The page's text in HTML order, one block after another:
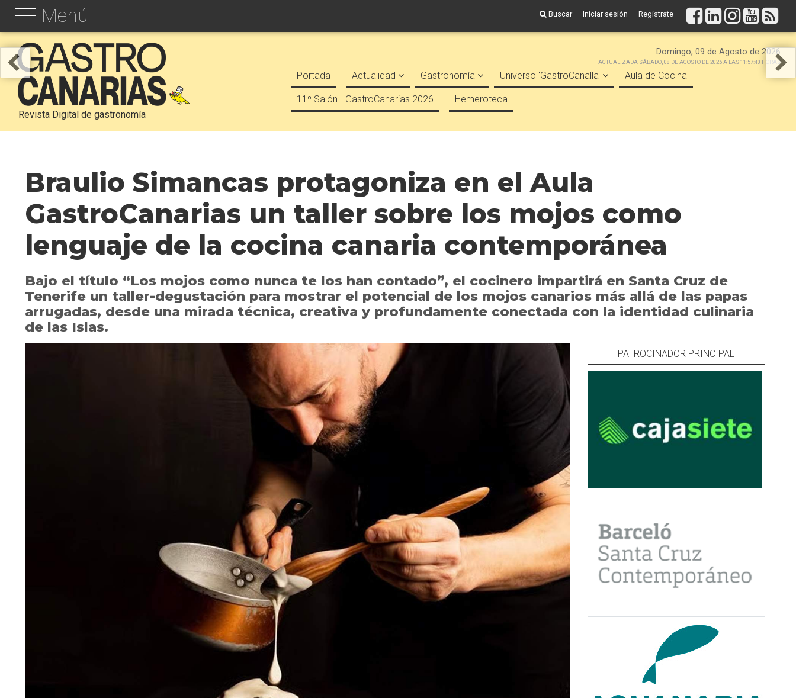
Menú Buscar Iniciar sesión Regístrate
Revista Digital de gastronomía
Domingo, 09 de Agosto de 2026
ACTUALIZADA SÁBADO, 08 DE AGOSTO DE 2026 A LAS 11:57:40 HORAS
Portada Actualidad Gastronomía Universo 'GastroCanalla' Aula de Cocina
11º Salón - GastroCanarias 2026 Hemeroteca
Braulio Simancas protagoniza en el Aula
GastroCanarias un taller sobre los mojos como
lenguaje de la cocina canaria contemporánea
Bajo el título “Los mojos como nunca te los han contado”, el cocinero impartirá en Santa Cruz de
Tenerife un taller-degustación para mostrar el potencial de los mojos canarios más allá de las papas
arrugadas, desde una mirada técnica, creativa y profundamente conectada con la identidad culinaria
de las Islas.
PATROCINADOR PRINCIPAL